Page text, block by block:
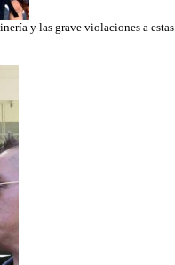
y las grave violaciones a estas